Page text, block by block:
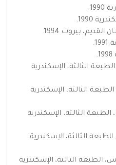
الطبعة الثالثة، الإسكندرية
الطبعة الثالثة، الإسكندرية
الطبعة الثالثة، الإسكندرية
الطبعة الثالثة، الإسكندرية
الطبعة الثالثة، الإسكندرية